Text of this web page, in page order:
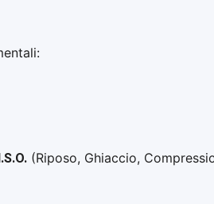
(Riposo, Ghiaccio,